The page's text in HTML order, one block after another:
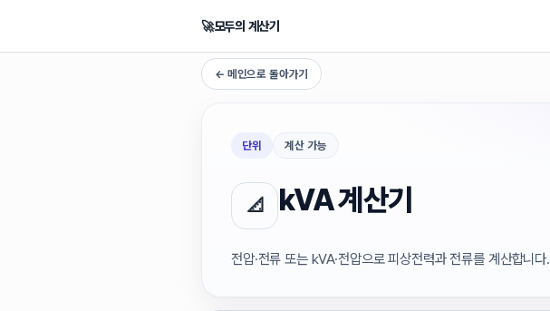
🚀모두의 계산기
← 메인으로 돌아가기
단위 계산 가능
📐 kVA 계산기
전압·전류 또는 kVA·전압으로 피상전력과 전류를 계산합니다.